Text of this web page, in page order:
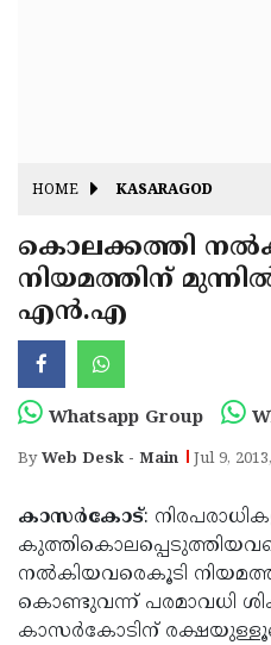
J&K
State
Assembly
Elections
Haryana
State
Assembly
Elections
Diwali
Christmas
New-
Year
Republic
Day
Budget
Election
Maha
Shivarathri
International
Women's
Anti-
HOME KASARAGOD
കൊലക്കത്തി
നിയമത്തിന്
എന്‍.എ
Whatsapp Group
ByWeb Desk - Main Jul 9,
കാസര്‍കോട്:
നല്‍കിയവരെകൂടി
കൊണ്ടുവന്ന് പരമാവധി
കാസര്‍കോടിന്